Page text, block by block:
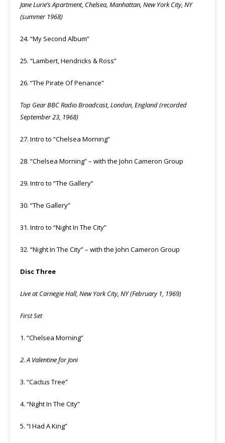
Jane Lurie’s Apartment, Chelsea, Manhattan, New York City, NY
(summer 1968)
24. “My Second Album”
25. “Lambert, Hendricks & Ross”
26. “The Pirate Of Penance”
Top Gear BBC Radio Broadcast, London, England (recorded
September 23, 1968)
27. Intro to “Chelsea Morning”
28. “Chelsea Morning” – with the John Cameron Group
29. Intro to “The Gallery”
30. “The Gallery”
31. Intro to “Night In The City”
32. “Night In The City” – with the John Cameron Group
Disc Three
Live at Carnegie Hall, New York City, NY (February 1, 1969)
First Set
1. “Chelsea Morning”
2. A Valentine for Joni
3. “Cactus Tree”
4. “Night In The City”
5. “I Had A King”